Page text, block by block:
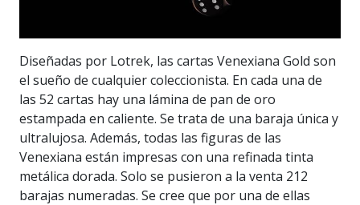
Diseñadas por Lotrek, las cartas Venexiana Gold son
el sueño de cualquier coleccionista. En cada una de
las 52 cartas hay una lámina de pan de oro
estampada en caliente. Se trata de una baraja única y
ultralujosa. Además, todas las figuras de las
Venexiana están impresas con una refinada tinta
metálica dorada. Solo se pusieron a la venta 212
barajas numeradas. Se cree que por una de ellas